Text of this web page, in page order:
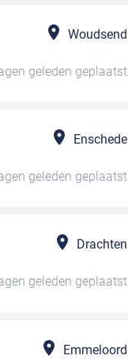
Woudsend
geleden geplaatst
Enschede
geleden geplaatst
Drachten
geleden geplaatst
Emmeloord